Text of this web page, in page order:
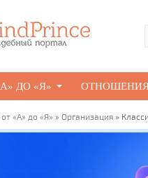
ДО «Я»
«А» до «Я» » Организация »